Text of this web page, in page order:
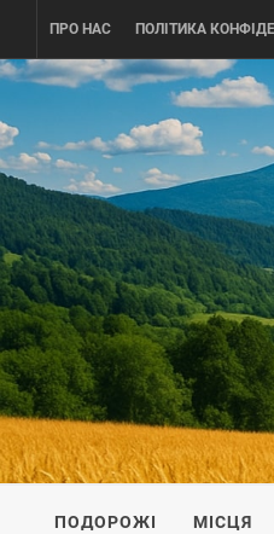
content
ПРО НАС ПОЛІТИКА
ПОДОРОЖI ПО
ПОДОРОЖІ МІСЦЯ